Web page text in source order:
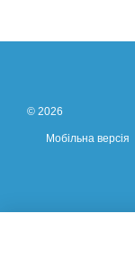
© 2026
Мобільна версія